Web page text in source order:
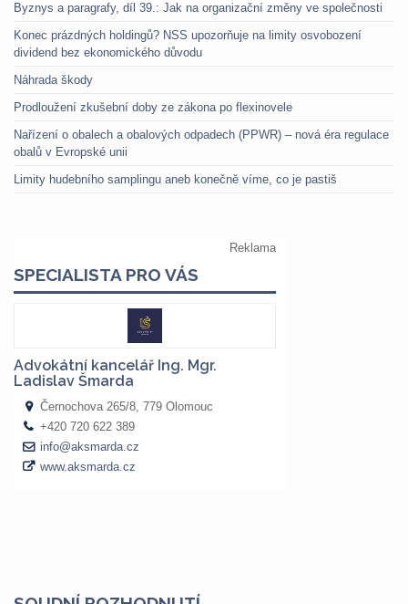
Byznys a paragrafy, díl 39.: Jak na organizační změny ve společnosti
Konec prázdných holdingů? NSS upozorňuje na limity osvobození
dividend bez ekonomického důvodu
Náhrada škody
Prodloužení zkušební doby ze zákona po flexinovele
Nařízení o obalech a obalových odpadech (PPWR) – nová éra regulace
obalů v Evropské unii
Limity hudebního samplingu aneb konečně víme, co je pastiš